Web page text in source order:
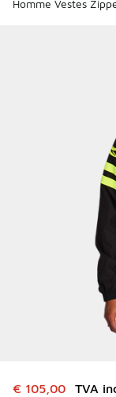
Homme Vestes
Cet article est en
€ 105,00 TVA